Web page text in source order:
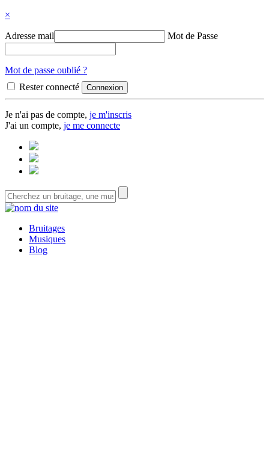
×
Adresse mail Mot de Passe
Mot de passe oublié ?
Rester connecté
Je n'ai pas de compte, je m'inscris
J'ai un compte, je me connecte
Bruitages
Musiques
Blog